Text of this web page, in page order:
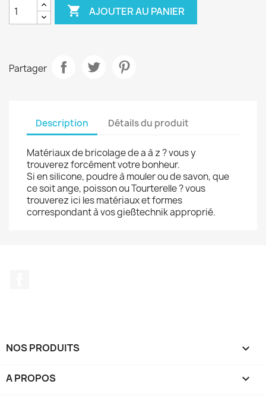
 AJOUTER AU PANIER
Partager
Description Détails du produit
Matériaux de bricolage de a à z ? vous y
trouverez forcément votre bonheur.
Si en silicone, poudre à mouler ou de savon, que
ce soit ange, poisson ou Tourterelle ? vous
trouverez ici les matériaux et formes
correspondant à vos gießtechnik approprié.
NOS PRODUITS 
A PROPOS 